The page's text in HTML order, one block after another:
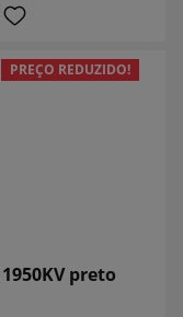
PREÇO REDUZIDO!
preto